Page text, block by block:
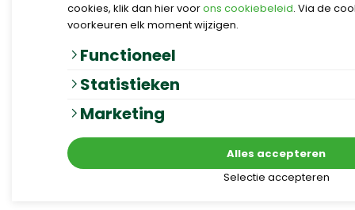
cookies, klik dan hier voorons cookiebeleid. Via de
voorkeuren elk moment wijzigen.
Functioneel
Statistieken
Marketing
Selectie accepteren
Alles accepteren